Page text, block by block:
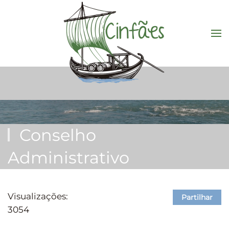
Saltar para o conteúdo principal
Conselho
Administrativo
Visualizações:
3054
Partilhar